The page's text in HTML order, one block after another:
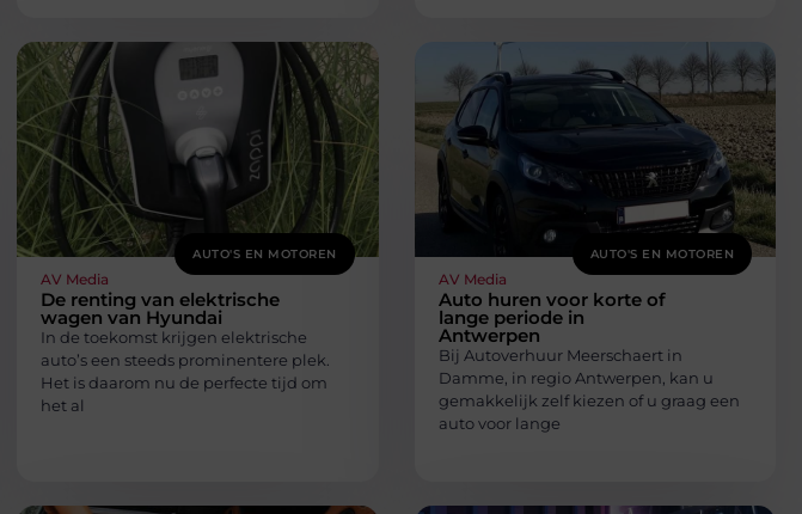
AUTO'S EN MOTOREN
AV Media
De renting van elektrische
wagen van Hyundai
In de toekomst krijgen elektrische
auto’s een steeds prominentere plek.
Het is daarom nu de perfecte tijd om
het al
AUTO'S EN MOTOREN
AV Media
Auto huren voor korte of
lange periode in
Antwerpen
Bij Autoverhuur Meerschaert in
Damme, in regio Antwerpen, kan u
gemakkelijk zelf kiezen of u graag een
auto voor lange